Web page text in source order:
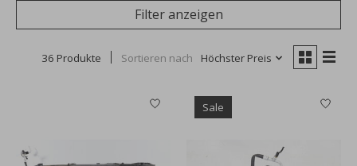
Filter anzeigen
36 Produkte Sortieren nach Höchster Preis
Sale